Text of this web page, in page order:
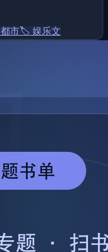
都市🏷️ 娱乐文